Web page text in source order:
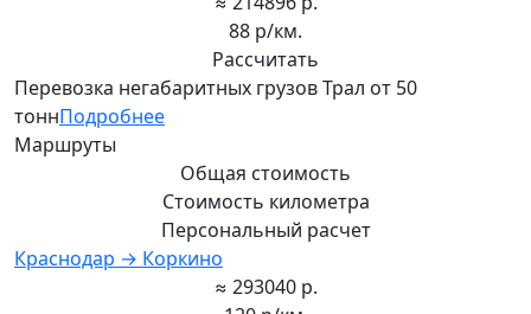
88 р/км.
Рассчитать
Перевозка негабаритных грузов Трал от 50
тоннПодробнее
Маршруты
Общая стоимость
Стоимость километра
Персональный расчет
Краснодар → Коркино
≈ 293040 р.